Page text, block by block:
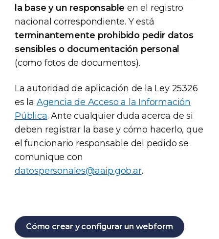
la base y un responsable en el registro
nacional correspondiente. Y está
terminantemente prohibido pedir datos
sensibles o documentación personal
(como fotos de documentos).
La autoridad de aplicación de la Ley 25326
es la Agencia de Acceso a la Información
Pública. Ante cualquier duda acerca de si
deben registrar la base y cómo hacerlo, que
el funcionario responsable del pedido se
comunique con
datospersonales@aaip.gob.ar.
Cómo crear y configurar un webform